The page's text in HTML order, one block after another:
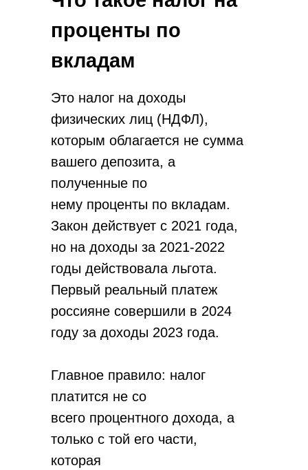
проценты по
вкладам
Это налог на доходы
физических лиц (НДФЛ),
которым облагается не сумма
вашего депозита, а
полученные по
нему проценты по вкладам.
Закон действует с 2021 года,
но на доходы за 2021-2022
годы действовала льгота.
Первый реальный платеж
россияне совершили в 2024
году за доходы 2023 года.
Главное правило: налог
платится не со
всего процентного дохода, а
только с той его части,
которая